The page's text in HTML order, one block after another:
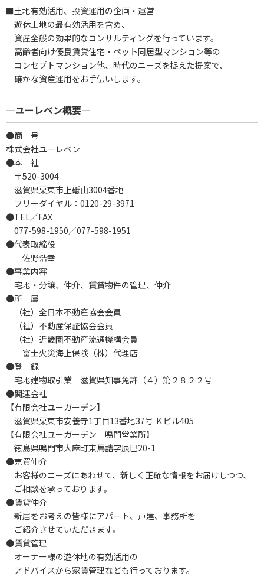
■土地有効活用、投資運用の企画・運営
遊休土地の最有効活用を含め、
資産全般の効果的なコンサルティングを行っています。
高齢者向け優良賃貸住宅・ペット同居型マンション等の
コンセプトマンション他、時代のニーズを捉えた提案で、
確かな資産運用をお手伝いします。
―ユーレベン概要―
●商 号
株式会社ユーレベン
●本 社
〒520-3004
滋賀県栗東市上砥山3004番地
フリーダイヤル：0120-29-3971
●TEL／FAX
077-598-1950／077-598-1951
●代表取締役
佐野浩幸
●事業内容
宅地・分譲、仲介、賃貸物件の管理、仲介
●所 属
（社）全日本不動産協会会員
（社）不動産保証協会会員
（社）近畿圏不動産流通機構会員
富士火災海上保険（株）代理店
●登 録
宅地建物取引業 滋賀県知事免許（４）第２８２２号
●関連会社
【有限会社ユーガーデン】
滋賀県栗東市安養寺1丁目13番地37号 Ｋビル405
【有限会社ユーガーデン 鳴門営業所】
徳島県鳴門市大麻町東馬詰字辰巳20-1
●売買仲介
お客様のニーズにあわせて、新しく正確な情報をお届けしつつ、
ご相談を承っております。
●賃貸仲介
新居をお考えの皆様にアパート、戸建、事務所を
ご紹介させていただきます。
●賃貸管理
オーナー様の遊休地の有効活用の
アドバイスから家賃管理なども行っております。